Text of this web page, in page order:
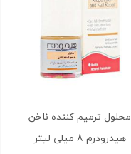
محلول ترمیم کننده ناخن
هیدرودرم 8 میلی لیتر